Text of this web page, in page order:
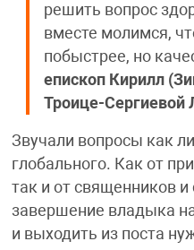
решить вопрос
вместе молимся,
побыстрее, но
епископ Кирилл
Троице-Сергиевой
Звучали вопросы как
глобального. Как от
так и от священников
завершение владыка
и выходить из поста